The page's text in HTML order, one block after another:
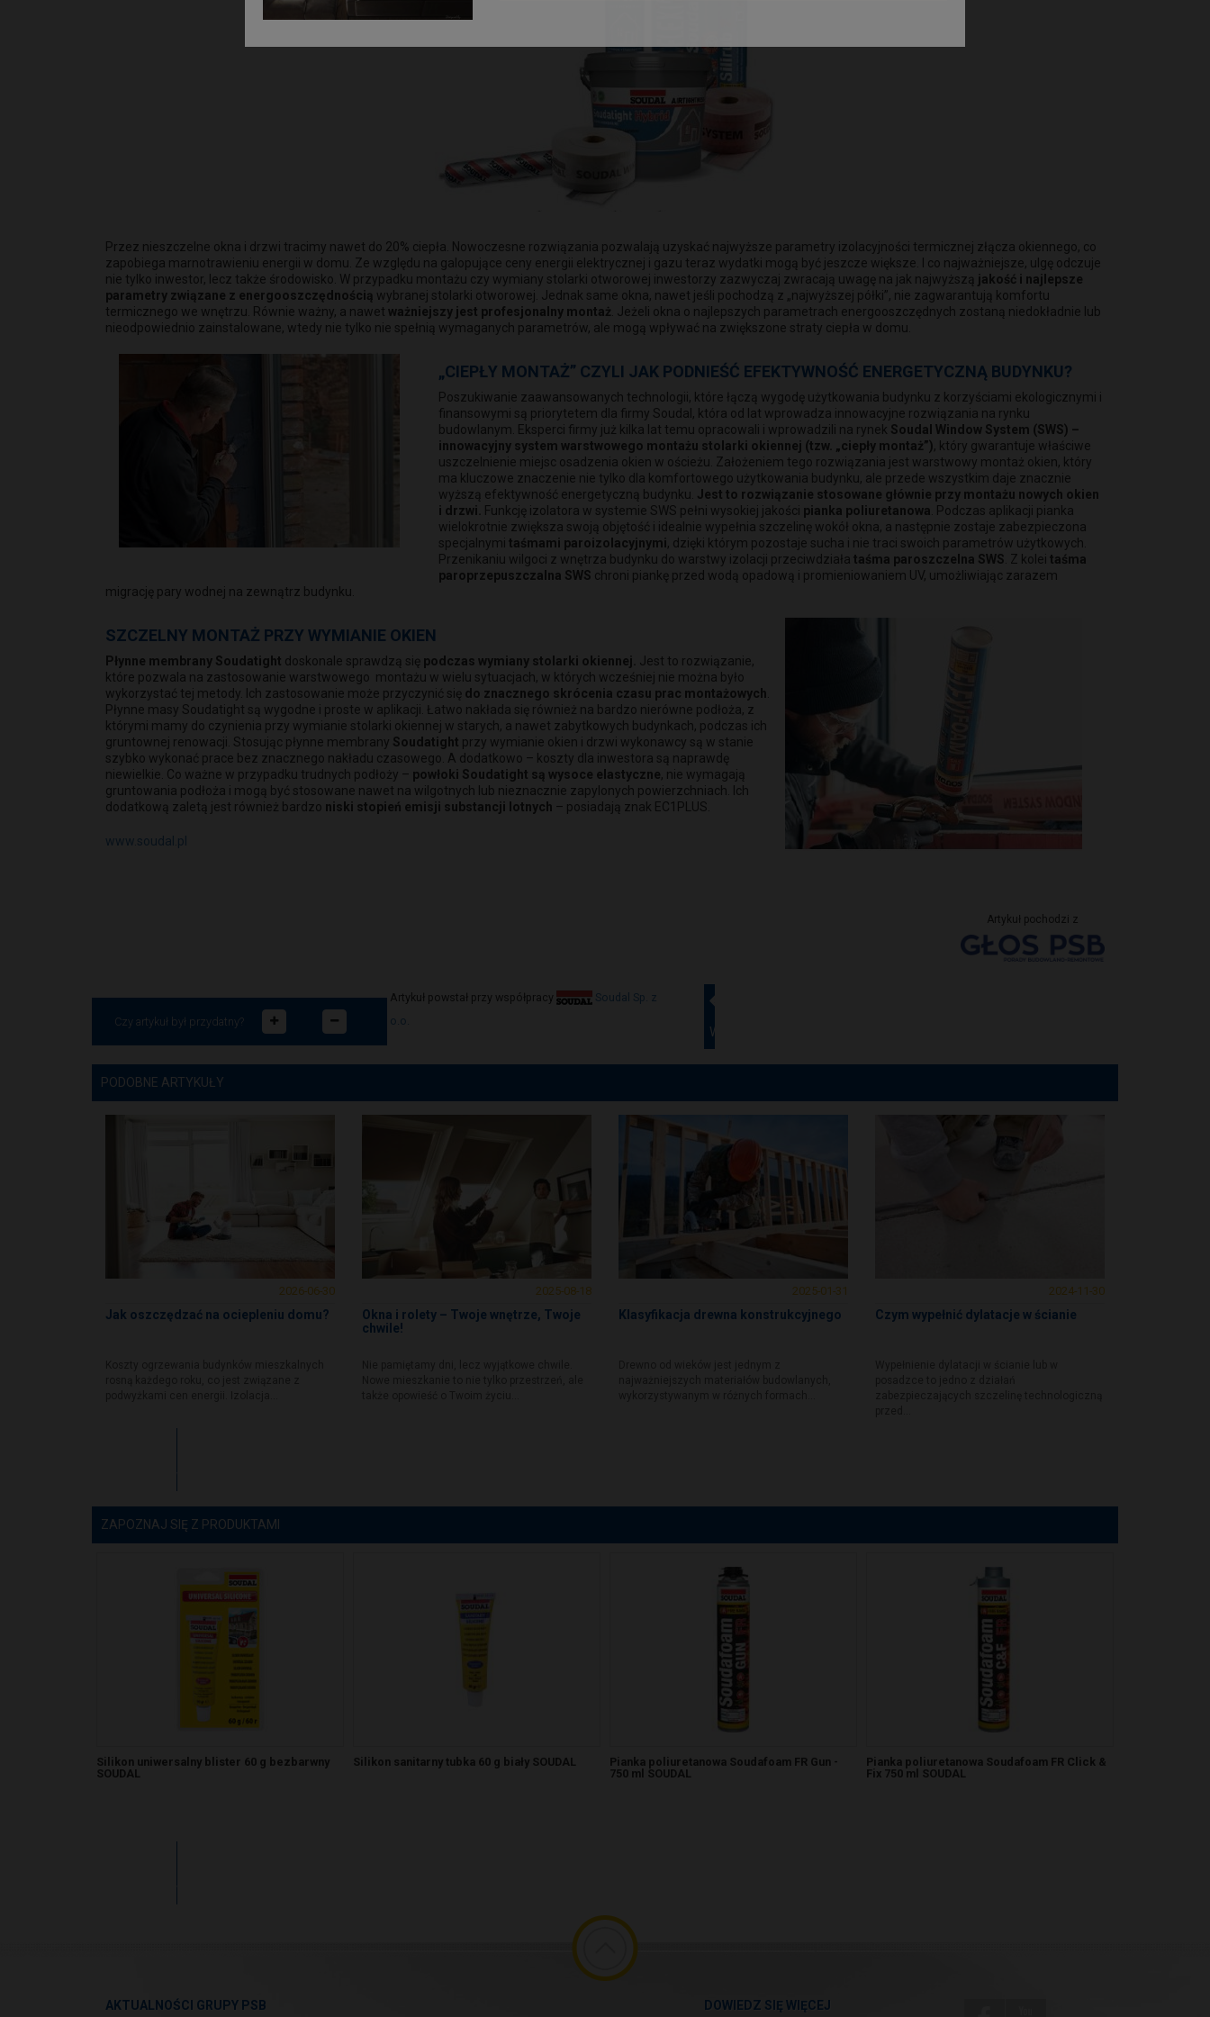
Przez nieszczelne okna i drzwi tracimy nawet do 20% ciepła. Nowoczesne rozwiązania pozwalają uzyskać najwyższe parametry izolacyjności termicznej złącza okiennego, co
zapobiega marnotrawieniu energii w domu. Ze względu na galopujące ceny energii elektrycznej i gazu teraz wydatki mogą być jeszcze większe. I co najważniejsze, ulgę odczuje
nie tylko inwestor, lecz także środowisko. W przypadku montażu czy wymiany stolarki otworowej inwestorzy zazwyczaj zwracają uwagę na jak najwyższą jakość i najlepsze
parametry związane z energooszczędnością wybranej stolarki otworowej. Jednak same okna, nawet jeśli pochodzą z „najwyższej półki”, nie zagwarantują komfortu
termicznego we wnętrzu. Równie ważny, a nawet ważniejszy jest profesjonalny montaż . Jeżeli okna o najlepszych parametrach energooszczędnych zostaną niedokładnie lub
nieodpowiednio zainstalowane, wtedy nie tylko nie spełnią wymaganych parametrów, ale mogą wpływać na zwiększone straty ciepła w domu.
„CIEPŁY MONTAŻ” CZYLI JAK PODNIEŚĆ EFEKTYWNOŚĆ ENERGETYCZNĄ BUDYNKU?
Poszukiwanie zaawansowanych technologii, które łączą wygodę użytkowania budynku z korzyściami ekologicznymi i
finansowymi są priorytetem dla firmy Soudal, która od lat wprowadza innowacyjne rozwiązania na rynku
budowlanym. Eksperci firmy już kilka lat temu opracowali i wprowadzili na rynek Soudal Window System (SWS) –
innowacyjny system warstwowego montażu stolarki okiennej (tzw. „ciepły montaż”), który gwarantuje właściwe
uszczelnienie miejsc osadzenia okien w ościeżu. Założeniem tego rozwiązania jest warstwowy montaż okien, który
ma kluczowe znaczenie nie tylko dla komfortowego użytkowania budynku, ale przede wszystkim daje znacznie
wyższą efektywność energetyczną budynku. Jest to rozwiązanie stosowane głównie przy montażu nowych okien
i drzwi.
Funkcję izolatora w systemie SWS pełni wysokiej jakości pianka poliuretanowa . Podczas aplikacji pianka
wielokrotnie zwiększa swoją objętość i idealnie wypełnia szczelinę wokół okna, a następnie zostaje zabezpieczona
specjalnymi taśmami paroizolacyjnymi, dzięki którym pozostaje sucha i nie traci swoich parametrów użytkowych.
Przenikaniu wilgoci z wnętrza budynku do warstwy izolacji przeciwdziała taśma paroszczelna SWS . Z kolei taśma
paroprzepuszczalna SWS chroni piankę przed wodą opadową i promieniowaniem UV, umożliwiając zarazem
migrację pary wodnej na zewnątrz budynku.
SZCZELNY MONTAŻ PRZY WYMIANIE OKIEN
Płynne membrany Soudatight doskonale sprawdzą się podczas wymiany stolarki okiennej. Jest to rozwiązanie,
które pozwala na zastosowanie warstwowego montażu w wielu sytuacjach, w których wcześniej nie można było
wykorzystać tej metody. Ich zastosowanie może przyczynić się do znacznego skrócenia czasu prac montażowych
Płynne masy Soudatight są wygodne i proste w aplikacji. Łatwo nakłada się również na bardzo nierówne podłoża, z
którymi mamy do czynienia przy wymianie stolarki okiennej w starych, a nawet zabytkowych budynkach, podczas ich
gruntownej renowacji. Stosując płynne membrany Soudatight przy wymianie okien i drzwi wykonawcy są w stanie
szybko wykonać prace bez znacznego nakładu czasowego. A dodatkowo – koszty dla inwestora są naprawdę
niewielkie. Co ważne w przypadku trudnych podłoży – powłoki Soudatight są wysoce elastyczne, nie wymagają
gruntowania podłoża i mogą być stosowane nawet na wilgotnych lub nieznacznie zapylonych powierzchniach. Ich
dodatkową zaletą jest również bardzo niski stopień emisji substancji lotnych – posiadają znak EC1PLUS.
www.soudal.pl
Artykuł pochodzi z
Czy artykuł był przydatny?
Artykuł powstał przy współpracy
Soudal Sp. z
o.o.
Wstecz
PODOBNE ARTYKUŁY
2026-06-30
Jak oszczędzać na ociepleniu domu?
2025-08-18
Okna i rolety – Twoje wnętrze, Twoje
chwile!
2025-01-31
Klasyfikacja drewna konstrukcyjnego
2024-11-30
Czym wypełnić dylatacje w ścianie
ZAPOZNAJ SIĘ Z PRODUKTAMI
Silikon uniwersalny blister 60 g bezbarwny
SOUDAL
Silikon sanitarny tubka 60 g biały SOUDAL
Pianka poliuretanowa Soudafoam FR Gun -
750 ml SOUDAL
Pianka poliuretanowa Soudafoam FR Click &
Fix 750 ml SOUDAL
AKTUALNOŚCI GRUPY PSB DOWIEDZ SIĘ WIĘCEJ